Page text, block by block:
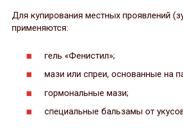
Для купирования местных проявлений
применяются:
гель «Фенистил»;
мази или спреи, основанные на
гормональные мази;
специальные бальзамы от